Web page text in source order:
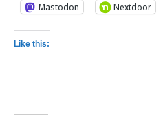
Mastodon
Nextdoor
Like this: